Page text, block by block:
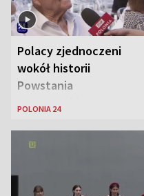
Polacy zjednoczeni
wokół historii
Powstania
Warszawskiego
POLONIA 24